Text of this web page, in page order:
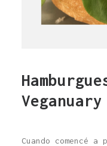
Veganuary
Cuando comencé a